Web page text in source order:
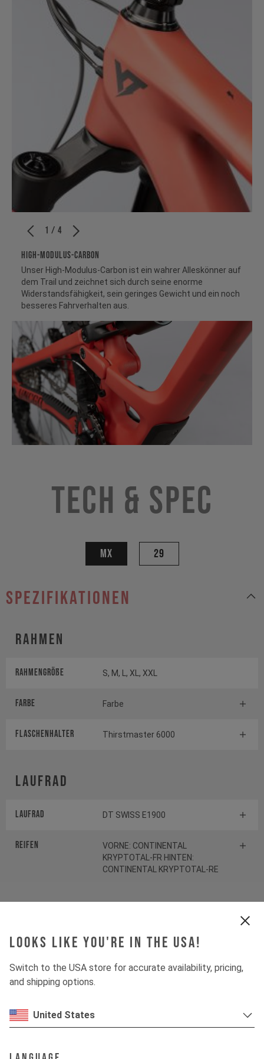
Looks like you're in the USA!
Switch to the USA store for accurate availability, pricing,
and shipping options.
United States
1 / 4
HIGH-MODULUS-CARBON
Unser High-Modulus-Carbon ist ein wahrer Alleskönner auf
dem Trail und zeichnet sich durch seine enorme
Widerstandsfähigkeit, sein geringes Gewicht und ein noch
besseres Fahrverhalten aus.
Tech & Spec
MX 29
Spezifikationen
Rahmen
Rahmengröße S, M, L, XL, XXL
Farbe Farbe
FLASCHENHALTER Thirstmaster 6000
Laufrad
Laufrad DT SWISS E1900
Reifen
VORNE: CONTINENTAL
KRYPTOTAL-FR HINTEN:
CONTINENTAL KRYPTOTAL-RE
Gabel ROCKSHOX ZEB SELECT
Dämpfer
Antrieb